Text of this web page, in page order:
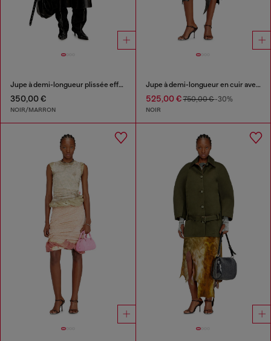
Jupe à demi-longueur plissée effet usé
350,00 €
NOIR/MARRON
Jupe à demi-longueur en cuir avec ourlet dentelé
525,00 €750,00 €-30%
NOIR